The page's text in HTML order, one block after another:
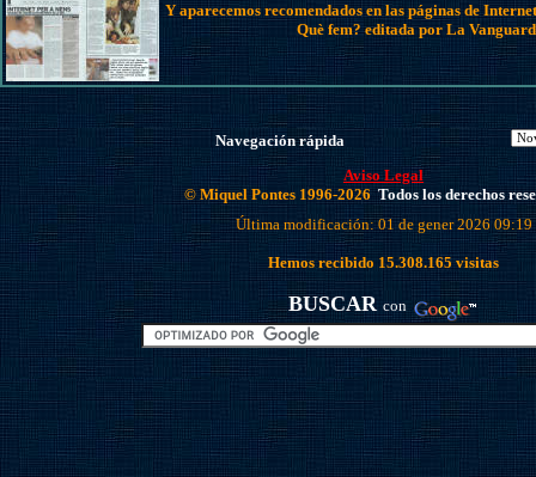
Y aparecemos recomendados en las páginas de
Què fem? editada por La
Navegación rápida
Aviso Legal
© Miquel Pontes 1996-2026 Todos los derechos
Última modificación: 01 de gener 2026 09:19
Hemos recibido 15.308.165 visitas
BUSCAR con